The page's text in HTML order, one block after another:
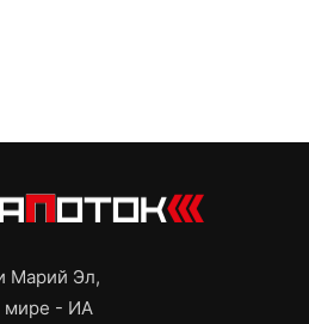
Марий Эл,
мире - ИА